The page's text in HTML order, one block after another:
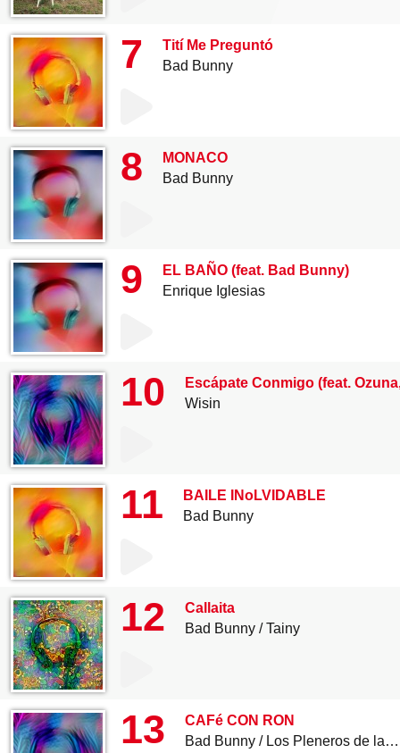
7
Tití Me Preguntó
Bad Bunny
8
MONACO
Bad Bunny
9
EL BAÑO (feat. Bad Bunny)
Enrique Iglesias
10
Escápate Conmigo (feat.
Wisin
11
BAILE INoLVIDABLE
Bad Bunny
12
Callaita
Bad Bunny
Tainy
13
CAFé CON RON
Bad Bunny
Los Pleneros de la Cresta